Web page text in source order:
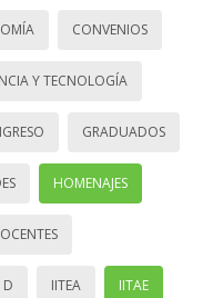
CONVENIOS
Y TECNOLOGÍA
GRADUADOS
HOMENAJES
D IITEA IITAE